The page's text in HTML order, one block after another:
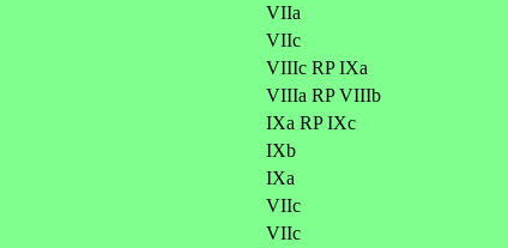
VIIa
VIIc
VIIIc RP IXa
VIIIa RP VIIIb
IXa RP IXc
IXb
IXa
VIIc
VIIc